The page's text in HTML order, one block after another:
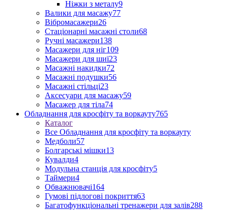
Ніжки з металу9
Валики для масажу77
Вібромасажери26
Стаціонарні масажні столи68
Ручні масажери138
Масажери для ніг109
Масажери для шиї23
Масажні накидки72
Масажні подушки56
Масажні стільці23
Аксесуари для масажу59
Масажер для тіла74
Обладнання для кросфіту та воркауту765
Каталог
Все Обладнання для кросфіту та воркауту
Медболи57
Болгарські мішки13
Кувалди4
Модульна станція для кросфіту5
Таймери4
Обважнювачі164
Гумові підлогові покриття63
Багатофункціональні тренажери для залів288